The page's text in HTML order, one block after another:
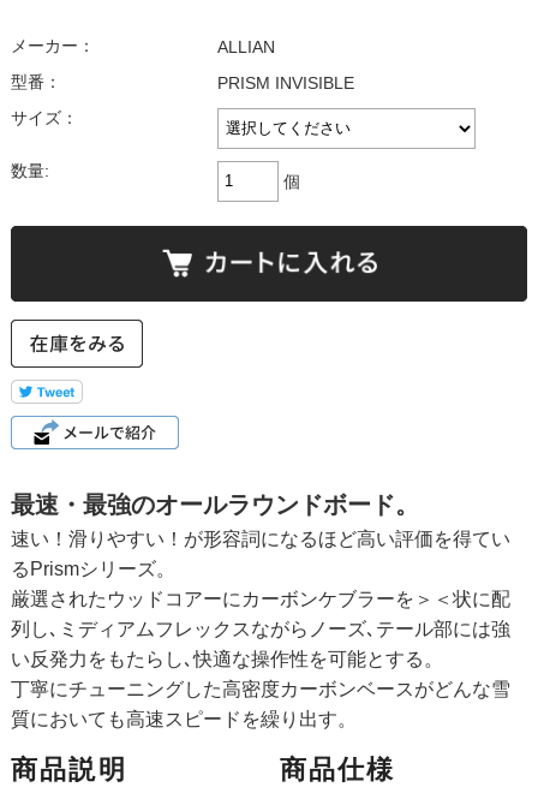
メーカー：
ALLIAN
型番：
PRISM INVISIBLE
サイズ：
数量:
個
最速・最強のオールラウンドボード。
速い！滑りやすい！が形容詞になるほど高い評価を得てい
るPrismシリーズ。
厳選されたウッドコアーにカーボンケブラーを＞＜状に配
列し､ミディアムフレックスながらノーズ､テール部には強
い反発力をもたらし､快適な操作性を可能とする。
丁寧にチューニングした高密度カーボンベースがどんな雪
質においても高速スピードを繰り出す。
商品説明 商品仕様